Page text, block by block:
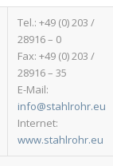
Tel.: +49 (0) 203 /
28916 – 0
Fax: +49 (0) 203 /
28916 – 35
E-Mail:
info@stahlrohr.eu
Internet:
www.stahlrohr.eu